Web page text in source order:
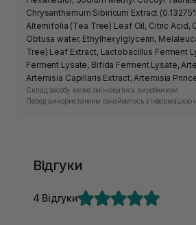
Chrysanthemum Sibiricum Extract
Alternifolia (Tea Tree) Leaf Oil, Citric Acid,
Obtusa water, Ethylhexylglycerin,
Tree) Leaf Extract, Lactobacillus Ferment
Ferment Lysate, Bifida Ferment Lysate,
Artemisia Capillaris Extract, Artemisia
Склад засобу може змінюватись виробником.
Перед використанням ознайомтесь з інформацією
Відгуки
4 Відгуки